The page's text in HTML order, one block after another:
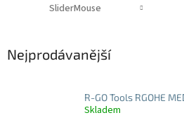
SliderMouse
Nejprodávanější
R-GO Tools RGOHE
Skladem